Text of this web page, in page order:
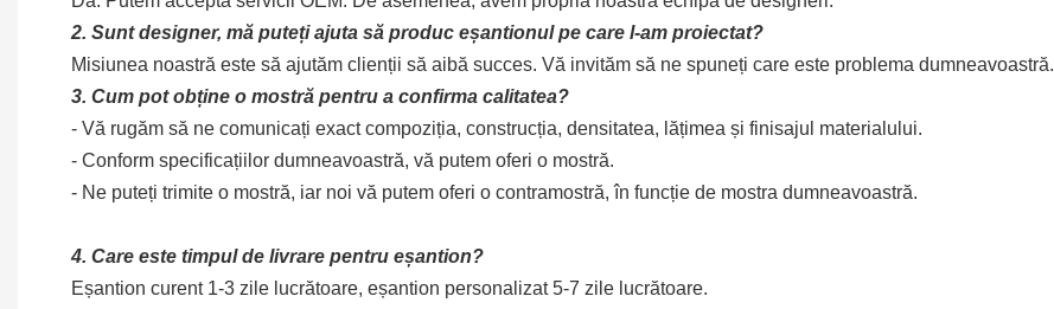
2. Sunt designer, mă puteți ajuta să produc eșantionul pe care l-am proiectat?
Misiunea noastră este să ajutăm clienții să aibă succes. Vă invităm să ne spuneți care este problema dumneavoastră.
3. Cum pot obține o mostră pentru a confirma calitatea?
- Vă rugăm să ne comunicați exact compoziția, construcția, densitatea, lățimea și finisajul materialului.
- Conform specificațiilor dumneavoastră, vă putem oferi o mostră.
- Ne puteți trimite o mostră, iar noi vă putem oferi o contramostră, în funcție de mostra dumneavoastră.
4. Care este timpul de livrare pentru eșantion?
Eșantion curent 1-3 zile lucrătoare, eșantion personalizat 5-7 zile lucrătoare.